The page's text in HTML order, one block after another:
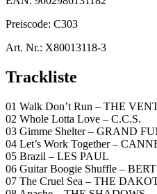
Preiscode: C303
Art. Nr.: X80013118-3
Trackliste
01 Walk Don’t Run – THE
02 Whole Lotta Love – C.C.S.
03 Gimme Shelter – GRAND
04 Let’s Work Together –
05 Brazil – LES PAUL
06 Guitar Boogie Shuffle –
07 The Cruel Sea – THE